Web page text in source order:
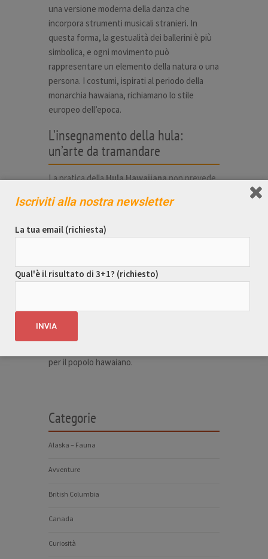
una versione moderna della danza che
incorpora strumenti musicali stranieri. In
questa forma, la gestualità dei ballerini è più
simbolica, e ogni movimento può
rappresentare un elemento della natura o una
persona. I costumi, ispirati al periodo della
monarchia hawaiana, richiamano lo stile
europeo dell’epoca.
L’insegnamento della hula:
un’arte da tramandare
La pratica dellaHula Hawaiiananon prevede
gruppo che segua gli insegnamenti di un
Questo processo di trasmissione del sapere
e preservata, mantenendo la Hula sempre
viva nel cuore di ogni hawaiiano.
per il popolo hawaiano.
Categorie
Alaska – Fauna
Avventure
British Columbia
Canada
Curiosità
Iscriviti alla nostra newsletter
La tua email (richiesta)
Qual'è il risultato di 3+1? (richiesto)